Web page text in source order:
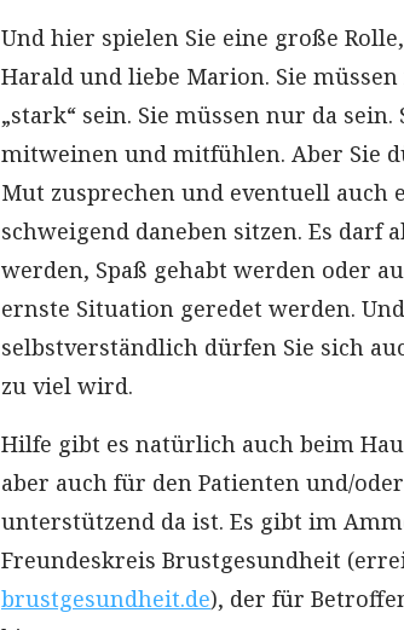
Und hier spielen Sie eine große
Harald und liebe Marion. Sie
„stark“ sein. Sie müssen nur da sein.
mitweinen und mitfühlen. Aber Sie
Mut zusprechen und eventuell auch
schweigend daneben sitzen. Es darf
werden, Spaß gehabt werden oder
ernste Situation geredet werden. Und
selbstverständlich dürfen Sie sich
zu viel wird.
Hilfe gibt es natürlich auch beim
aber auch für den Patienten und/
unterstützend da ist. Es gibt im
Freundeskreis Brustgesundheit
brustgesundheit.de), der für